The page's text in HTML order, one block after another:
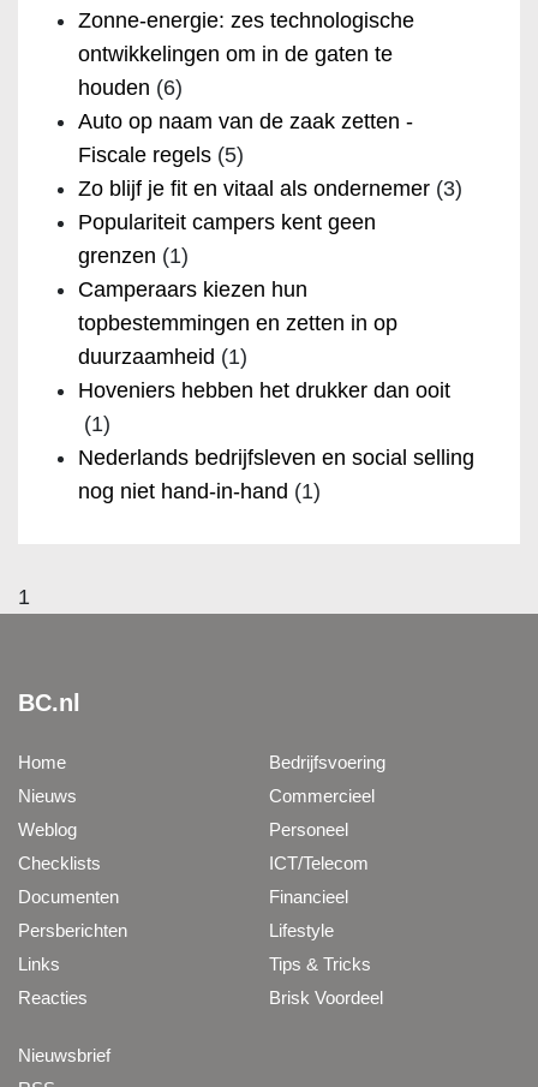
Zonne-energie: zes technologische
ontwikkelingen om in de gaten te
houden (6)
Auto op naam van de zaak zetten -
Fiscale regels (5)
Zo blijf je fit en vitaal als ondernemer (3)
Populariteit campers kent geen
grenzen (1)
Camperaars kiezen hun
topbestemmingen en zetten in op
duurzaamheid (1)
Hoveniers hebben het drukker dan ooit
(1)
Nederlands bedrijfsleven en social selling
nog niet hand-in-hand (1)
1
BC.nl
Home
Nieuws
Weblog
Checklists
Documenten
Persberichten
Links
Reacties
Bedrijfsvoering
Commercieel
Personeel
ICT/Telecom
Financieel
Lifestyle
Tips & Tricks
Brisk Voordeel
Nieuwsbrief